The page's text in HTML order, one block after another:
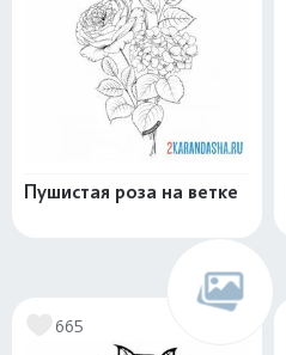
Пушистая роза на ветке
665